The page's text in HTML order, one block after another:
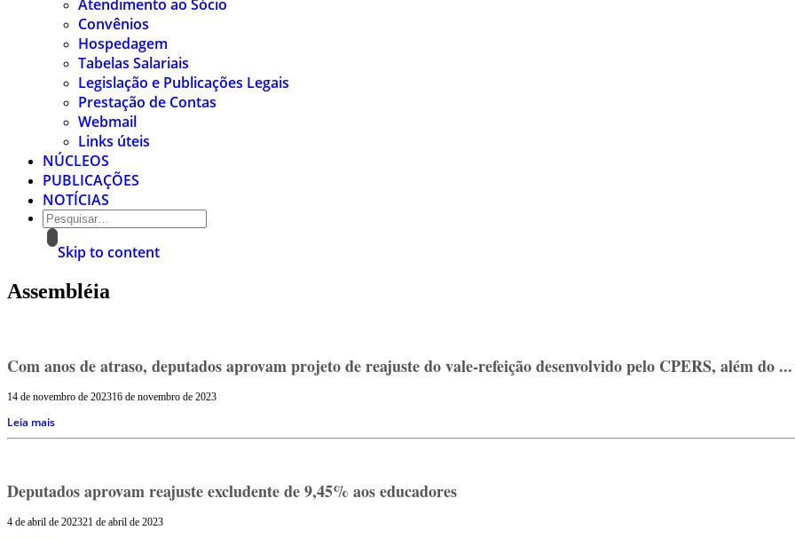
Atendimento ao Sócio
Convênios
Hospedagem
Tabelas Salariais
Legislação e Publicações Legais
Prestação de Contas
Webmail
Links úteis
NÚCLEOS
PUBLICAÇÕES
NOTÍCIAS
Skip to content
Assembléia
Com anos de atraso, deputados aprovam projeto de reajuste do vale-refeição desenvolvido pelo CPERS, além do ...
14 de novembro de 202316 de novembro de 2023
Leia mais
Deputados aprovam reajuste excludente de 9,45% aos educadores
4 de abril de 202321 de abril de 2023